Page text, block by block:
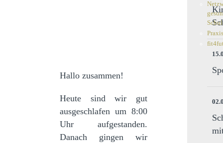
Hallo zusammen!
Heute sind wir gut
ausgeschlafen um 8:00
Uhr aufgestanden.
Danach gingen wir